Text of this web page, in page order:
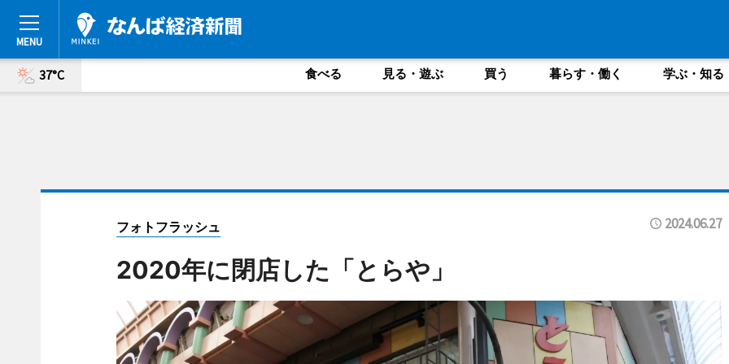
37°C 食べる 見る・遊ぶ 買う 暮らす・働く 学ぶ・知る
フォトフラッシュ 2024.06.27
2020年に閉店した「とらや」